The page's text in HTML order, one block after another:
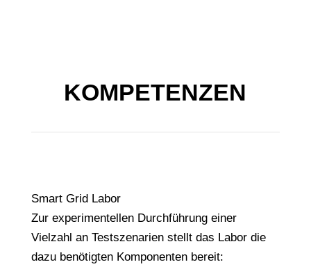
KOMPETENZEN
Smart Grid Labor
Zur experimentellen Durchführung einer
Vielzahl an Testszenarien stellt das Labor die
dazu benötigten Komponenten bereit: